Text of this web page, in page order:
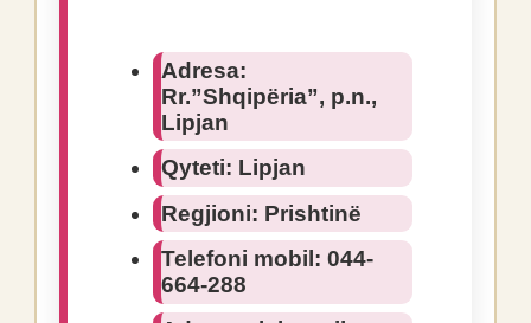
Adresa:
Rr.”Shqipëria”, p.n.,
Lipjan
Qyteti: Lipjan
Regjioni: Prishtinë
Telefoni mobil: 044-
664-288